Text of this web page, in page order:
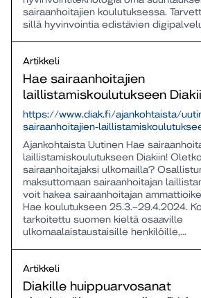
sairaanhoitajien koulutuksessa.
sillä hyvinvointia edistävien
Artikkeli
Hae sairaanhoitajien
laillistamiskoulutukseen
https://www.diak.fi/ajankohtaista/
sairaanhoitajien-
Ajankohtaista Uutinen Hae
laillistamiskoulutukseen Diakiin!
sairaanhoitajaksi ulkomailla?
maksuttomaan sairaanhoitajan
voit hakea sairaanhoitajan
Hae koulutukseen 25.3.–29.4.2024.
tarkoitettu suomen kieltä osaaville
ulkomaalaistaustaisille henkilöille,...
Artikkeli
Diakille huippuarvosanat